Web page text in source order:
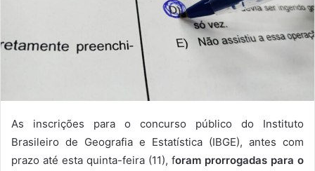
As inscrições para o concurso público do Instituto
Brasileiro de Geografia e Estatística (IBGE), antes com
prazo até esta quinta-feira (11), foram prorrogadas para o